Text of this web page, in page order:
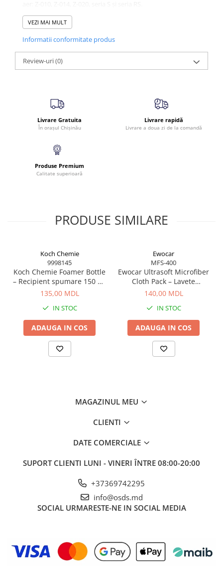
✔ Caracteristici:
Suflare și aspirare simultană
Compatibil cu Tornador® Black, Classic și Basic
Rotire la 270° pentru flexibilitate maximă
Adaptor pentru aspiratoare convenționale umed-uscat
Design robust și durabil
VEZI MAI MULT
Informatii conformitate produs
Review-uri(0)
Livrare Gratuita
În orașul Chișinău
Livrare rapidă
Livrare a doua zi de la comandă
Produse Premium
Calitate superioară
PRODUSE SIMILARE
Koch Chemie
9998145
Koch Chemie Foamer Bottle
– Recipient spumare 150 ml
pentru curățare eficientă
135,00 MDL
IN STOC
ADAUGA IN COS
Ewocar
MFS-400
Ewocar Ultrasoft Microfiber
Cloth Pack – Lavete
premium din microfibră,
profesionist
140,00 MDL
IN STOC
ADAUGA IN COS
MAGAZINUL MEU
CLIENTI
DATE COMERCIALE
SUPORT CLIENTI LUNI - VINERI ÎNTRE 08:00-20:00
+37369742295
info@osds.md
SOCIAL URMARESTE-NE IN SOCIAL MEDIA